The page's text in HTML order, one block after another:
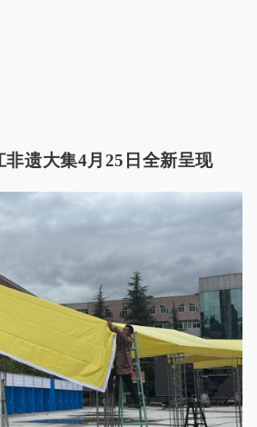
遗大集4月25日全新呈现